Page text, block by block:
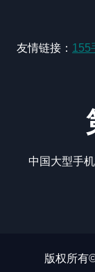
友情链接： 155
中国大型手
版权所有